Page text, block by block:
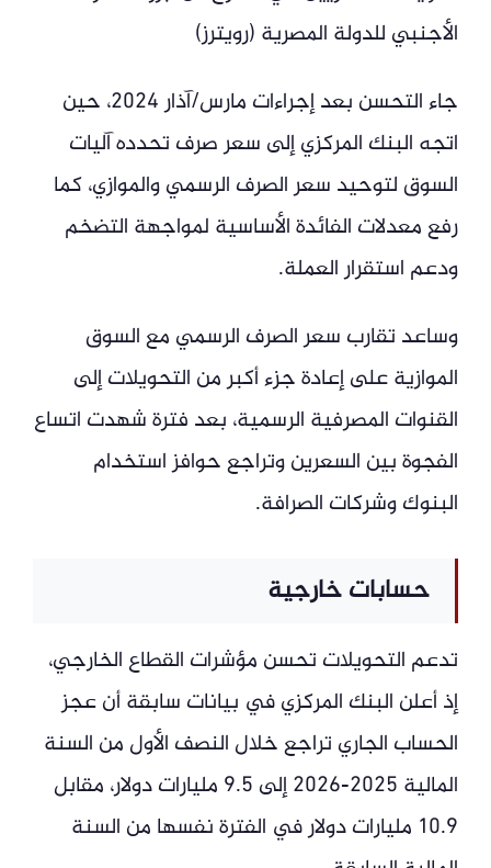
الأجنبي للدولة المصرية (رويترز)
جاء التحسن بعد إجراءات مارس/آذار 2024، حين
اتجه البنك المركزي إلى سعر صرف تحدده آليات
السوق لتوحيد سعر الصرف الرسمي والموازي، كما
رفع معدلات الفائدة الأساسية لمواجهة التضخم
ودعم استقرار العملة.
وساعد تقارب سعر الصرف الرسمي مع السوق
الموازية على إعادة جزء أكبر من التحويلات إلى
القنوات المصرفية الرسمية، بعد فترة شهدت اتساع
الفجوة بين السعرين وتراجع حوافز استخدام
البنوك وشركات الصرافة.
حسابات خارجية
تدعم التحويلات تحسن مؤشرات القطاع الخارجي،
إذ أعلن البنك المركزي في بيانات سابقة أن عجز
الحساب الجاري تراجع خلال النصف الأول من السنة
المالية 2025-2026 إلى 9.5 مليارات دولار، مقابل
10.9 مليارات دولار في الفترة نفسها من السنة